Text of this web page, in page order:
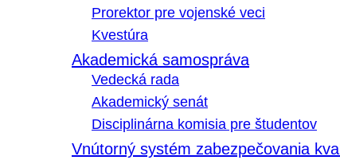
Prorektor pre vojenské veci
Kvestúra
Akademická samospráva
Vedecká rada
Akademický senát
Disciplinárna komisia pre študentov
Vnútorný systém zabezpečovania